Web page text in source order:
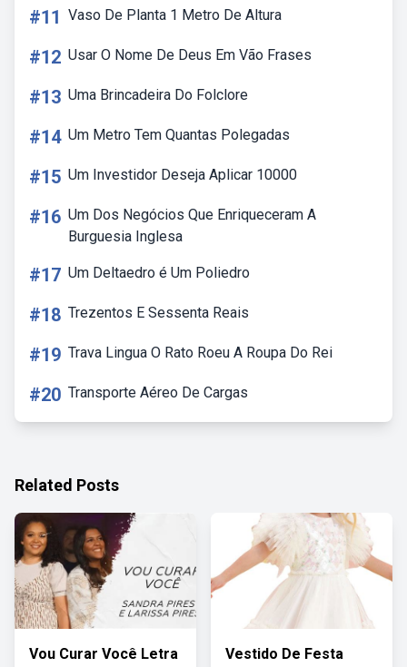
#11 Vaso De Planta 1 Metro De Altura
#12 Usar O Nome De Deus Em Vão Frases
#13 Uma Brincadeira Do Folclore
#14 Um Metro Tem Quantas Polegadas
#15 Um Investidor Deseja Aplicar 10000
#16 Um Dos Negócios Que Enriqueceram A
Burguesia Inglesa
#17 Um Deltaedro é Um Poliedro
#18 Trezentos E Sessenta Reais
#19 Trava Lingua O Rato Roeu A Roupa Do Rei
#20 Transporte Aéreo De Cargas
Related Posts
Vou Curar Você Letra Vestido De Festa